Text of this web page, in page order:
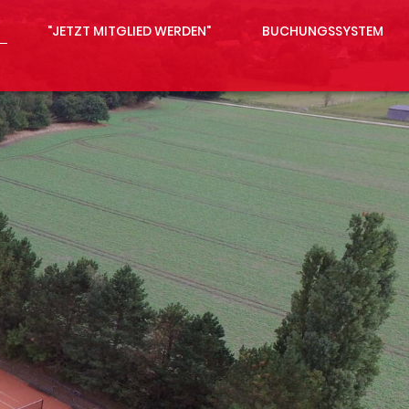
"JETZT MITGLIED WERDEN" BUCHUNGSSYSTEM